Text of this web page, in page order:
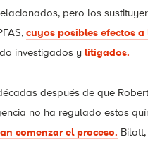
pero los
cuyos posibles efectos a
investigados y litigados.
después de que
no ha regulado estos
comenzar el proceso.